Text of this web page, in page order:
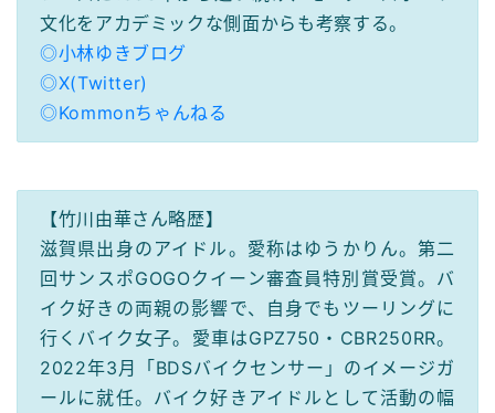
文化をアカデミックな側面からも考察する。
◎小林ゆきブログ
◎X(Twitter)
◎Kommonちゃんねる
【竹川由華さん略歴】
滋賀県出身のアイドル。愛称はゆうかりん。第二
回サンスポGOGOクイーン審査員特別賞受賞。バ
イク好きの両親の影響で、自身でもツーリングに
行くバイク女子。愛車はGPZ750・CBR250RR。
2022年3月「BDSバイクセンサー」のイメージガ
ールに就任。バイク好きアイドルとして活動の幅